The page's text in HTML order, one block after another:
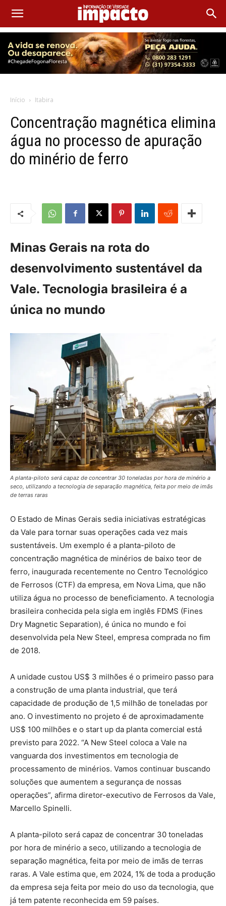
Início Itabira
Concentração magnética elimina
água no processo de apuração
do minério de ferro
Minas Gerais na rota do
desenvolvimento sustentável da
Vale. Tecnologia brasileira é a
única no mundo
A planta-piloto será capaz de concentrar 30 toneladas por hora de minério a
seco, utilizando a tecnologia de separação magnética, feita por meio de imãs
de terras raras
O Estado de Minas Gerais sedia iniciativas estratégicas
da Vale para tornar suas operações cada vez mais
sustentáveis. Um exemplo é a planta-piloto de
concentração magnética de minérios de baixo teor de
ferro, inaugurada recentemente no Centro Tecnológico
de Ferrosos (CTF) da empresa, em Nova Lima, que não
utiliza água no processo de beneficiamento. A tecnologia
brasileira conhecida pela sigla em inglês FDMS (Fines
Dry Magnetic Separation), é única no mundo e foi
desenvolvida pela New Steel, empresa comprada no fim
de 2018.
A unidade custou US$ 3 milhões é o primeiro passo para
a construção de uma planta industrial, que terá
capacidade de produção de 1,5 milhão de toneladas por
ano. O investimento no projeto é de aproximadamente
US$ 100 milhões e o start up da planta comercial está
previsto para 2022. “A New Steel coloca a Vale na
vanguarda dos investimentos em tecnologia de
processamento de minérios. Vamos continuar buscando
soluções que aumentem a segurança de nossas
operações”, afirma diretor-executivo de Ferrosos da Vale,
Marcello Spinelli.
A planta-piloto será capaz de concentrar 30 toneladas
por hora de minério a seco, utilizando a tecnologia de
separação magnética, feita por meio de imãs de terras
raras. A Vale estima que, em 2024, 1% de toda a produção
da empresa seja feita por meio do uso da tecnologia, que
já tem patente reconhecida em 59 países.